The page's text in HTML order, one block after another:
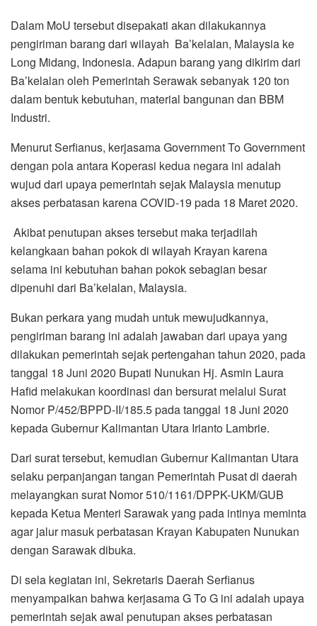
Dalam MoU tersebut disepakati akan dilakukannya
pengiriman barang dari wilayah Ba’kelalan, Malaysia ke
Long Midang, Indonesia. Adapun barang yang dikirim dari
Ba’kelalan oleh Pemerintah Serawak sebanyak 120 ton
dalam bentuk kebutuhan, material bangunan dan BBM
Industri.
Menurut Serfianus, kerjasama Government To Government
dengan pola antara Koperasi kedua negara ini adalah
wujud dari upaya pemerintah sejak Malaysia menutup
akses perbatasan karena COVID-19 pada 18 Maret 2020.
Akibat penutupan akses tersebut maka terjadilah
kelangkaan bahan pokok di wilayah Krayan karena
selama ini kebutuhan bahan pokok sebagian besar
dipenuhi dari Ba’kelalan, Malaysia.
Bukan perkara yang mudah untuk mewujudkannya,
pengiriman barang ini adalah jawaban dari upaya yang
dilakukan pemerintah sejak pertengahan tahun 2020, pada
tanggal 18 Juni 2020 Bupati Nunukan Hj. Asmin Laura
Hafid melakukan koordinasi dan bersurat melalui Surat
Nomor P/452/BPPD-II/185.5 pada tanggal 18 Juni 2020
kepada Gubernur Kalimantan Utara Irianto Lambrie.
Dari surat tersebut, kemudian Gubernur Kalimantan Utara
selaku perpanjangan tangan Pemerintah Pusat di daerah
melayangkan surat Nomor 510/1161/DPPK-UKM/GUB
kepada Ketua Menteri Sarawak yang pada intinya meminta
agar jalur masuk perbatasan Krayan Kabupaten Nunukan
dengan Sarawak dibuka.
Di sela kegiatan ini, Sekretaris Daerah Serfianus
menyampaikan bahwa kerjasama G To G ini adalah upaya
pemerintah sejak awal penutupan akses perbatasan